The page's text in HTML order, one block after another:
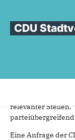
CDU
Sie sind
Über100
06.07.2024
Die CDU fordert
relevanter Stellen.
Eine Anfrage der